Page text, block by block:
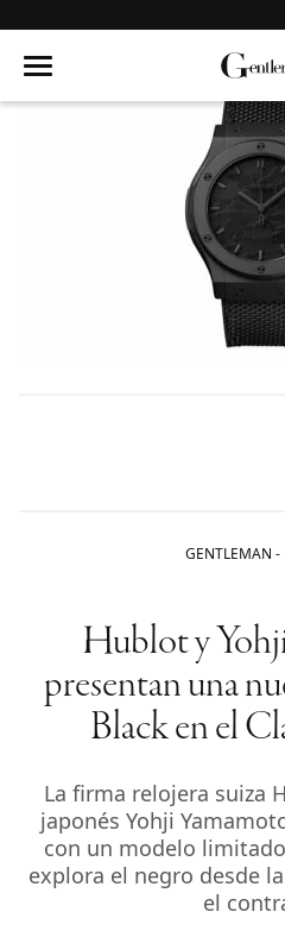
GENTLEMAN -
Hublot y
presentan una
Black en el
La firma relojera suiza
japonés Yohji
con un modelo
explora el negro desde
el